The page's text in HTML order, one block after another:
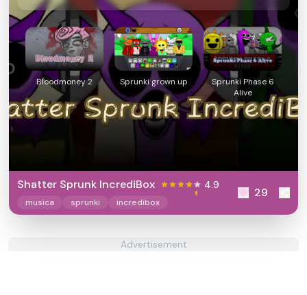
Bloodmoney 2 Sprunki grown up
Sprunki Phase 6
Alive
Shatter Sprunk IncrediBox 4.9
musica sprunki incredibox
29
Advertisement